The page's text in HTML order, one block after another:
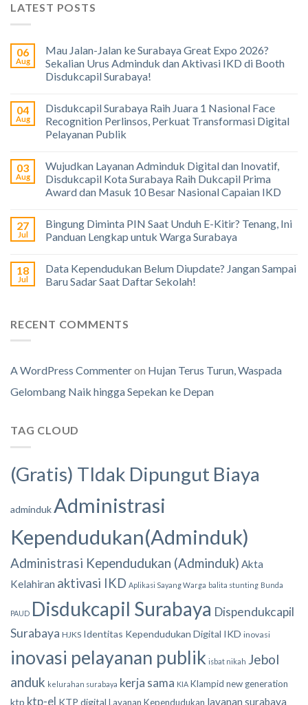
LATEST POSTS
06
Aug
Mau Jalan-Jalan ke Surabaya Great Expo 2026?
Sekalian Urus Adminduk dan Aktivasi IKD di Booth
Disdukcapil Surabaya!
04
Aug
Disdukcapil Surabaya Raih Juara 1 Nasional Face
Recognition Perlinsos, Perkuat Transformasi Digital
Pelayanan Publik
03
Aug
Wujudkan Layanan Adminduk Digital dan Inovatif,
Disdukcapil Kota Surabaya Raih Dukcapil Prima
Award dan Masuk 10 Besar Nasional Capaian IKD
27
Jul
Bingung Diminta PIN Saat Unduh E-Kitir? Tenang, Ini
Panduan Lengkap untuk Warga Surabaya
18
Jul
Data Kependudukan Belum Diupdate? Jangan Sampai
Baru Sadar Saat Daftar Sekolah!
RECENT COMMENTS
A WordPress Commenteron Hujan Terus Turun, Waspada
Gelombang Naik hingga Sepekan ke Depan
TAG CLOUD
(Gratis) TIdak Dipungut Biaya
adminduk Administrasi
Kependudukan(Adminduk)
Administrasi Kependudukan (Adminduk) Akta
Kelahiran aktivasi IKD Aplikasi Sayang Warga balita stunting Bunda
PAUD Disdukcapil Surabaya Dispendukcapil
Surabaya HJKS Identitas Kependudukan Digital IKD inovasi
inovasi pelayanan publik isbat nikah Jebol
anduk kelurahan surabaya kerja sama KIA Klampid new generation
ktp ktp-el KTP digital Layanan Kependudukan layanan surabaya